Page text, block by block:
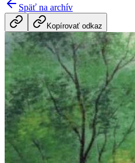
Späť na archív
Kopírovať odkaz